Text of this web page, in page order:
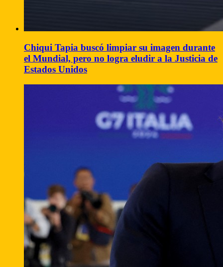
Chiqui Tapia buscó limpiar su imagen durante
el Mundial, pero no logra eludir a la Justicia de
Estados Unidos